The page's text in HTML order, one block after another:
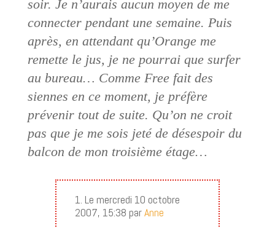
soir. Je n’aurais aucun moyen de me
connecter pendant une semaine. Puis
après, en attendant qu’Orange me
remette le jus, je ne pourrai que surfer
au bureau… Comme Free fait des
siennes en ce moment, je préfère
prévenir tout de suite. Qu’on ne croit
pas que je me sois jeté de désespoir du
balcon de mon troisième étage…
1. Le mercredi 10 octobre
2007, 15:38 parAnne